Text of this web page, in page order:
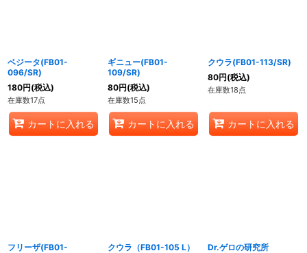
ベジータ(FB01-
096/SR)
180円(税込)
在庫数17点
カートに入れる
ギニュー(FB01-
109/SR)
80円(税込)
在庫数15点
カートに入れる
クウラ(FB01-113/SR)
80円(税込)
在庫数18点
カートに入れる
フリーザ(FB01-
クウラ（FB01-105 L）
Dr.ゲロの研究所